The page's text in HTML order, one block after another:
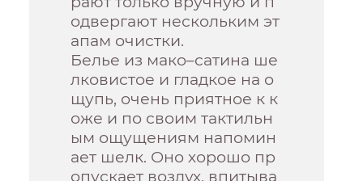
одвергают нескольким эт
апам очистки.
Белье из мако–сатина ше
лковистое и гладкое на о
щупь, очень приятное к к
оже и по своим тактильн
ым ощущениям напомин
ает шелк. Оно хорошо пр
опускает воздух, впитыва